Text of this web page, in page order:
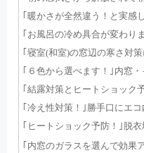
｢暖かさが全然違う！と実感
｢お風呂の冷め具合が変わり
｢寝室(和室)の窓辺の寒さ対
｢６色から選べます！｣内窓
｢結露対策とヒートショック
｢冷え性対策！｣勝手口にエ
｢ヒートショック予防！｣脱
｢内窓のガラスを選んで効